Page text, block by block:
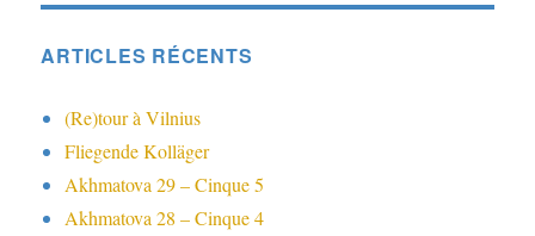
ARTICLES RÉCENTS
(Re)tour à Vilnius
Fliegende Kolläger
Akhmatova 29 – Cinque 5
Akhmatova 28 – Cinque 4